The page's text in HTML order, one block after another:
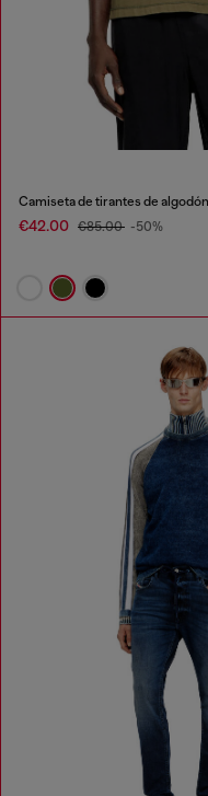
€42.00 €85.00 -50%